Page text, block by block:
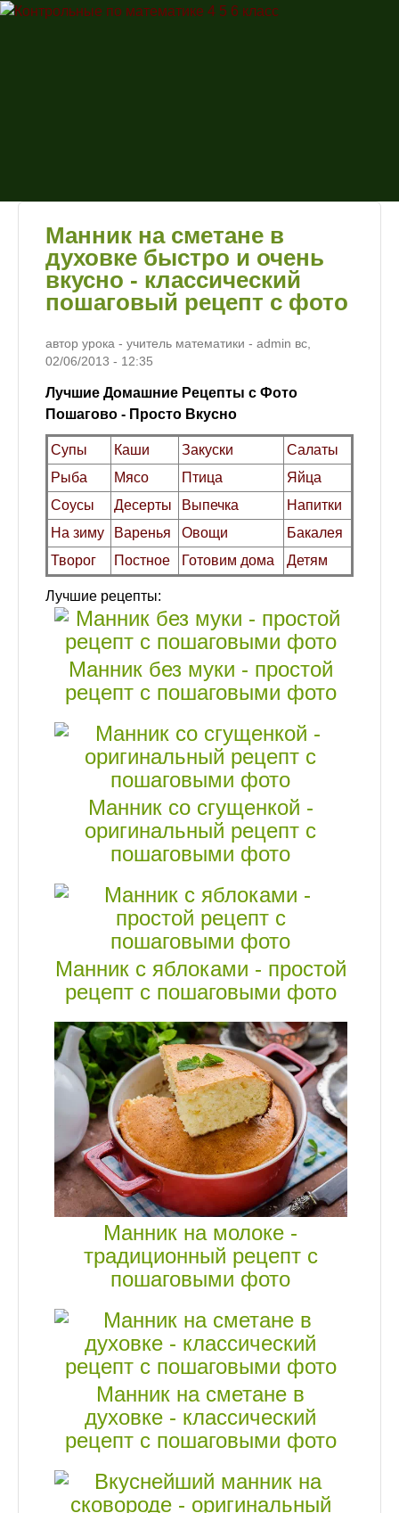
Перейти к основному
математике
4 5 6 класс
Манник на сметане в
духовке быстро и очень
вкусно - классический
пошаговый рецепт с фото
автор урока - учитель математики - admin вс,
02/06/2013 - 12:35
Лучшие Домашние Рецепты с Фото
Пошагово - Просто Вкусно
Супы Каши Закуски
Салаты
Рыба
Мясо Птица
Яйца
Соусы
Десерты Выпечка
Напитки
На зиму
Варенья Овощи
Бакалея
Творог
Постное Готовим дома Детям
Лучшие рецепты:
Манник без муки - простой
рецепт с пошаговыми фото
Манник со сгущенкой -
оригинальный рецепт с
пошаговыми фото
Манник с яблоками - простой
рецепт с пошаговыми фото
Манник на молоке -
традиционный рецепт с
пошаговыми фото
Манник на сметане в
духовке - классический
рецепт с пошаговыми фото